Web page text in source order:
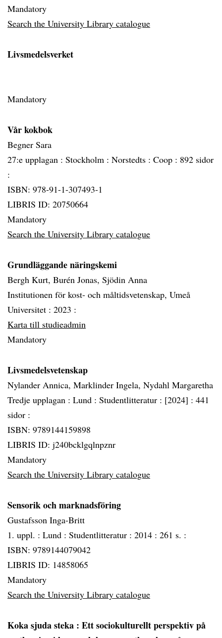
Mandatory
Search the University Library catalogue
Livsmedelsverket
Mandatory
Vår kokbok
Begner Sara
27:e upplagan : Stockholm : Norstedts : Coop : 892 sidor
:
ISBN: 978-91-1-307493-1
LIBRIS ID: 20750664
Mandatory
Search the University Library catalogue
Grundläggande näringskemi
Bergh Kurt, Burén Jonas, Sjödin Anna
Institutionen för kost- och måltidsvetenskap, Umeå
Universitet : 2023 :
Karta till studieadmin
Mandatory
Livsmedelsvetenskap
Nylander Annica, Marklinder Ingela, Nydahl Margaretha
Tredje upplagan : Lund : Studentlitteratur : [2024] : 441
sidor :
ISBN: 9789144159898
LIBRIS ID: j240bcklgqlnpznr
Mandatory
Search the University Library catalogue
Sensorik och marknadsföring
Gustafsson Inga-Britt
1. uppl. : Lund : Studentlitteratur : 2014 : 261 s. :
ISBN: 9789144079042
LIBRIS ID: 14858065
Mandatory
Search the University Library catalogue
Koka sjuda steka : Ett sociokulturellt perspektiv på